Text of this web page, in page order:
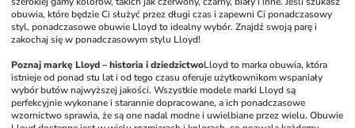
obuwia, które będzie Ci służyć przez długi czas i zapewni Ci ponadczasowy
styl, ponadczasowe obuwie Lloyd to idealny wybór. Znajdź swoją parę i
zakochaj się w ponadczasowym stylu Lloyd!
Poznaj markę Lloyd – historia i dziedzictwoLloyd to marka obuwia, która
istnieje od ponad stu lat i od tego czasu oferuje użytkownikom wspaniały
wybór butów najwyższej jakości. Wszystkie modele marki Lloyd są
perfekcyjnie wykonane i starannie dopracowane, a ich ponadczasowe
wzornictwo sprawia, że są one nadal modne i uwielbiane przez wielu. Obuwie